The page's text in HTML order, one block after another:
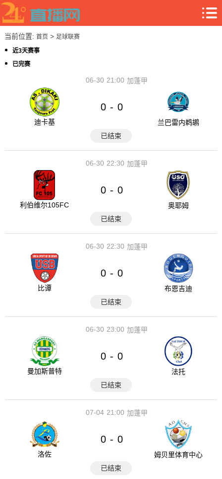
当前位置: 首页> 足球联赛
近3天赛事
已完赛
21:00
06-30 加蓬甲
迪卡基
0 - 0
兰巴雷内鹈鹕
已结束
22:30
06-30 加蓬甲
利伯维尔105FC
0 - 0
奥耶姆
已结束
22:30
06-30 加蓬甲
比谭
0 - 0
布恩吉迪
已结束
23:00
06-30 加蓬甲
曼加斯普特
0 - 0
法托
已结束
21:00
07-04 加蓬甲
洛佐
0 - 0
姆贝里体育中心
已结束